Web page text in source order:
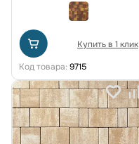
Купить в 1 клик
Код товара: 9715